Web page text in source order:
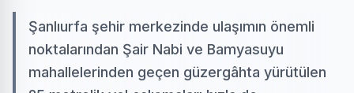
Şanlıurfa şehir merkezinde ulaşımın önemli
noktalarından Şair Nabi ve Bamyasuyu
mahallelerinden geçen güzergâhta yürütülen